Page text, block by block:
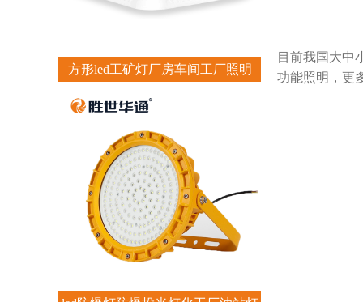
方形led工矿灯厂房车间工厂照明
目前我国大中
功能照明，更